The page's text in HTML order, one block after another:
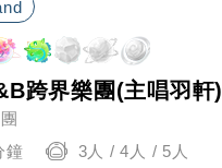
跨界樂團(主唱羽軒)
鐘
3人 / 4人 / 5人